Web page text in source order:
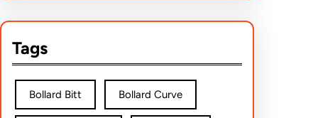
Tags
Bollard Bitt Bollard Curve